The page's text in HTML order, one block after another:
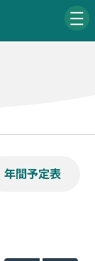
年間予定表